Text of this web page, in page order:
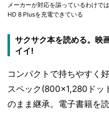
メーカーが対応を謳っているわけで
HD 8 Plusを充電できている
サクサク本を読める。映
イイ!
コンパクトで持ちやすく
スペック(800×1,280ドッ
のまま継承。電子書籍を